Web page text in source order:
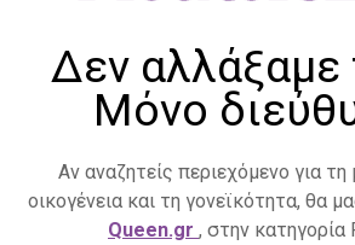
Δεν αλλάξαμε
Μόνο
Αν αναζητείς περιεχόμενο για
οικογένεια και τη γονεϊκότητα, θα
Queen.gr , στην κατηγορία